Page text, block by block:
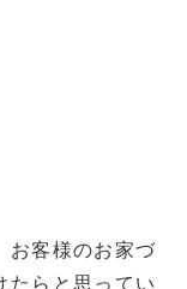
お客様のお家づ
たらと思ってい